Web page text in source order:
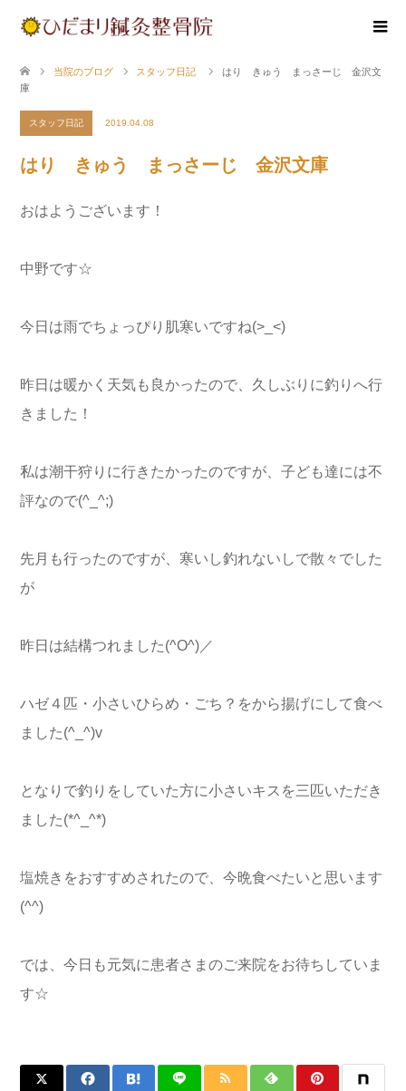
当院のブログ スタッフ日記
はり きゅう まっさーじ 金沢文
庫
スタッフ日記 2019.04.08
はり きゅう まっさーじ 金沢文庫
おはようございます！
中野です☆
今日は雨でちょっぴり肌寒いですね(>_<)
昨日は暖かく天気も良かったので、久しぶりに釣りへ行
きました！
私は潮干狩りに行きたかったのですが、子ども達には不
評なので(^_^;)
先月も行ったのですが、寒いし釣れないしで散々でした
が
昨日は結構つれました(^O^)／
ハゼ４匹・小さいひらめ・ごち？をから揚げにして食べ
ました(^_^)v
となりで釣りをしていた方に小さいキスを三匹いただき
ました(*^_^*)
塩焼きをおすすめされたので、今晩食べたいと思います
(^^)
では、今日も元気に患者さまのご来院をお待ちしていま
す☆